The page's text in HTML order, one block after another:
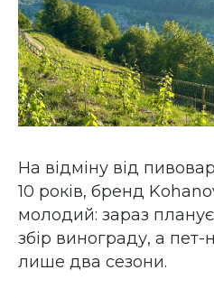
На відміну від
10 років, бренд
молодий: зараз
збір винограду, а пет-
лише два сезони.